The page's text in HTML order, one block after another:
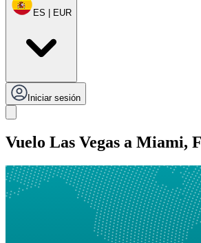
ES | EUR
Iniciar sesión
Vuelo Las Vegas a Miami,